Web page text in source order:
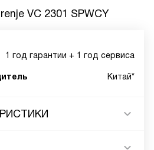
VC 2301 SPWCY
1 год гарантии + 1 год сервиса
Китай*